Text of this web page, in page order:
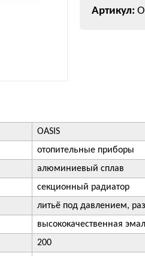
OASIS
отопительные приборы
алюминиевый сплав
секционный радиатор
литьё под давлением,
высококачественная
200